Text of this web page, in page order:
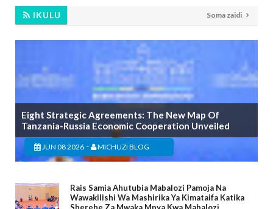
IKULU Soma zaidi
Eight Strategic Agreements: The New Map Of
Tanzania-Russia Economic Cooperation Unveiled
JUN 08 2026 - MICHUZI BLOG
Rais Samia Ahutubia Mabalozi Pamoja Na
Wawakilishi Wa Mashirika Ya Kimataifa Katika